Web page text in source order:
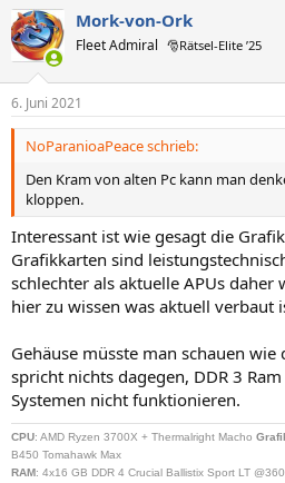
Mork-von-Ork
Fleet Admiral 🎅Rätsel-Elite ’25
6. Juni 2021
NoParanioaPeace schrieb:
Den Kram von alten Pc kann man
kloppen.
Interessant ist wie gesagt die
Grafikkarten sind
schlechter als aktuelle APUs
hier zu wissen was aktuell verbaut
Gehäuse müsste man schauen wie
spricht nichts dagegen, DDR 3
Systemen nicht funktionieren.
CPU: AMD Ryzen 3700X + Thermalright Macho
B450 Tomahawk Max
RAM: 4x16 GB DDR 4 Crucial Ballistix Sport LT